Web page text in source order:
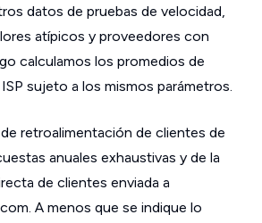
datos de pruebas de velocidad,
atípicos y proveedores con
calculamos los promedios de
sujeto a los mismos parámetros.
retroalimentación de clientes de
anuales exhaustivas y de la
de clientes enviada a
A menos que se indique lo